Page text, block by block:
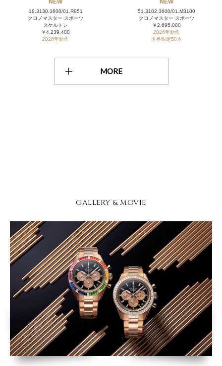
NEW
18.3130.3600/01.R951
クロノマスター スポーツ
スケルトン
￥4,239,400
2026年新作
NEW
51.3102.3600/01.M3100
クロノマスター スポーツ
￥2,695,000
2026年新作
世界限定50本
MORE
GALLERY & MOVIE